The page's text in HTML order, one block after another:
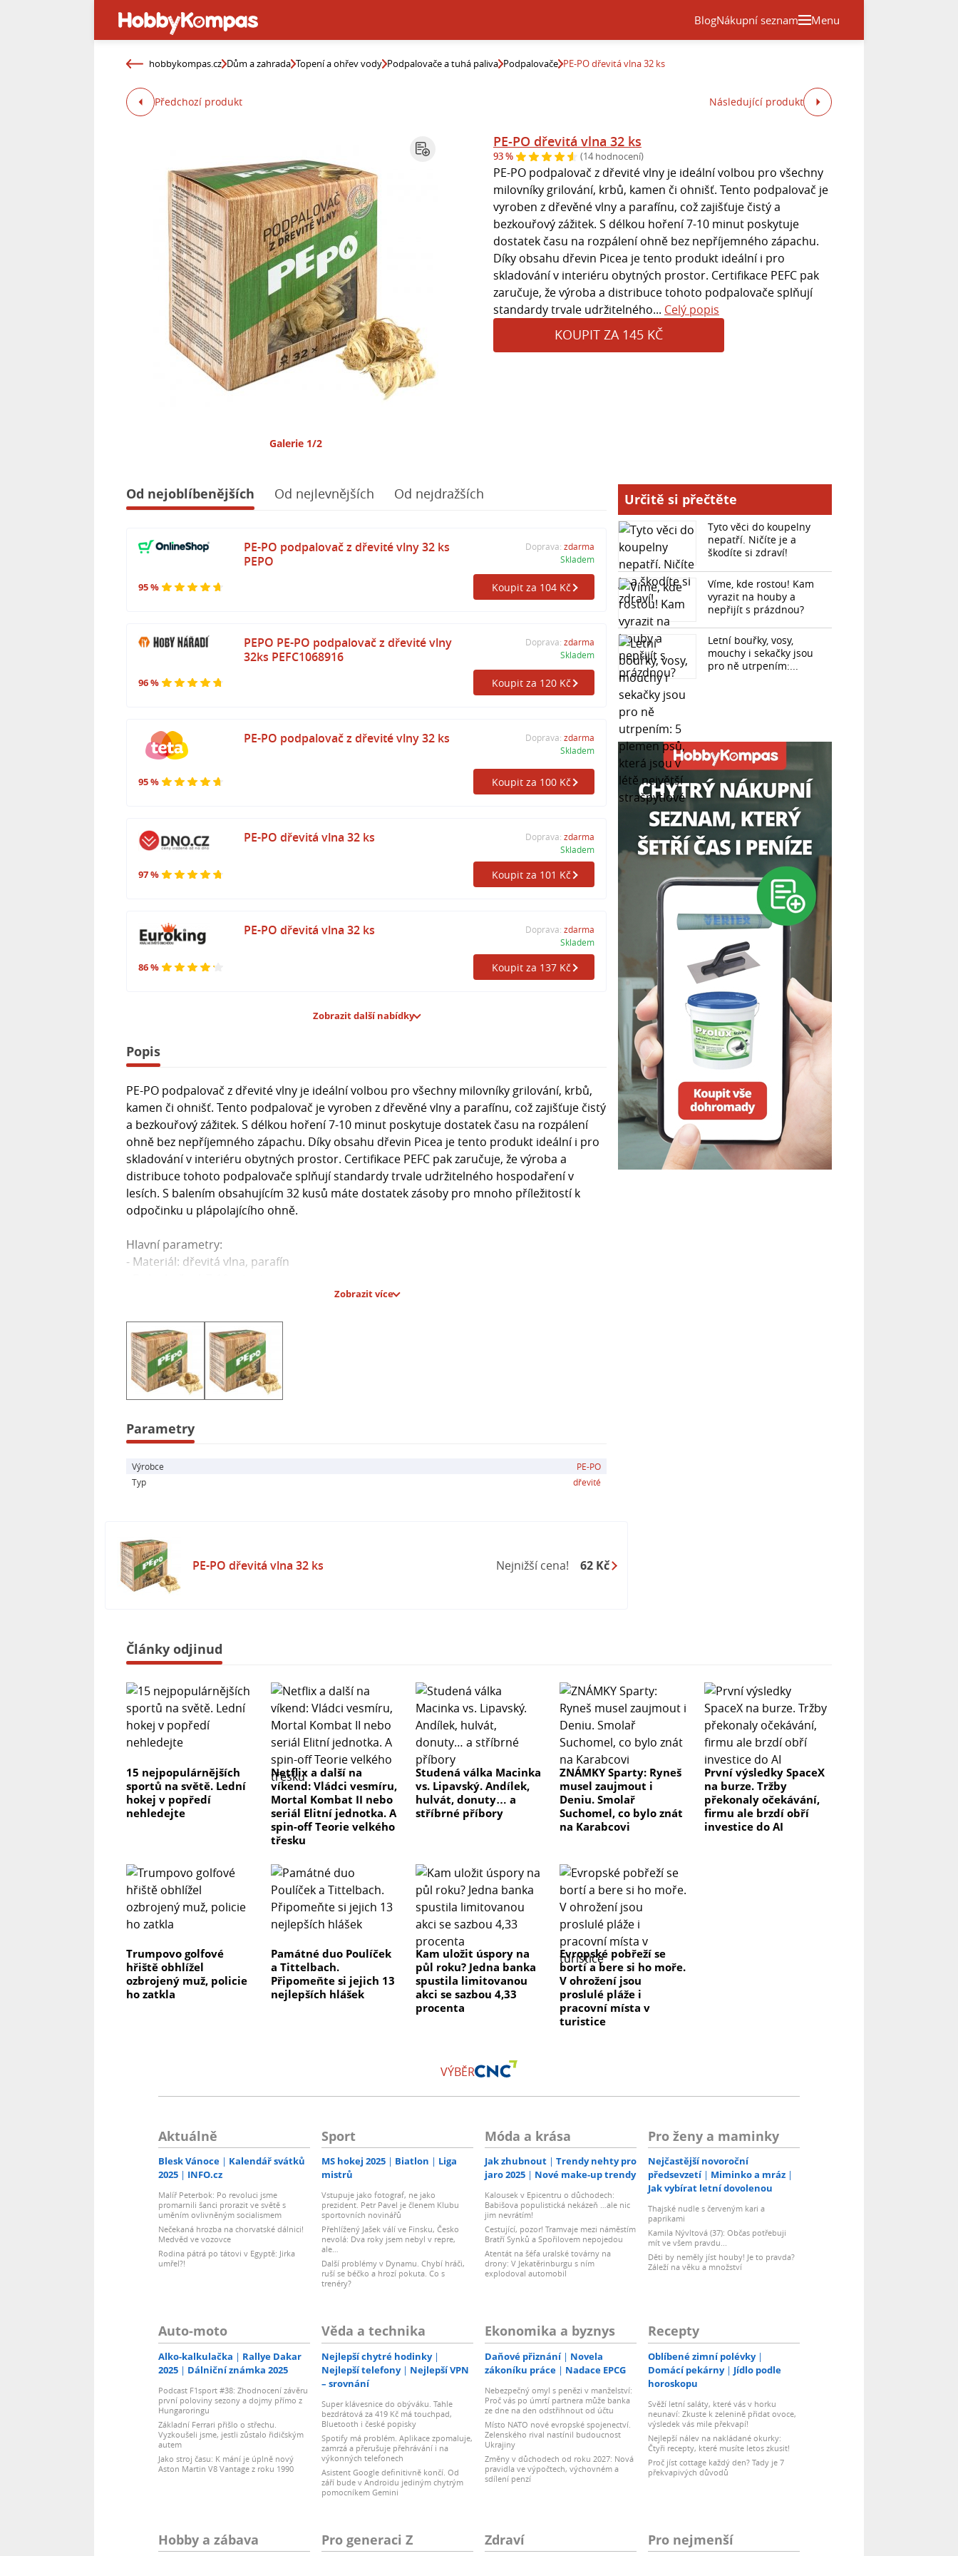
BlogNákupní seznam Menu
hobbykompas.cz Dům a zahrada Topení a ohřev vody Podpalovače a tuhá paliva Podpalovače PE-PO dřevitá vlna 32 ks
Předchozí produkt Následující produkt
Galerie 1/2
PE-PO dřevitá vlna 32 ks
93 % (14 hodnocení)
PE-PO podpalovač z dřevité vlny je ideální volbou pro všechny
milovníky grilování, krbů, kamen či ohnišť. Tento podpalovač je
vyroben z dřevěné vlny a parafínu, což zajišťuje čistý a
bezkouřový zážitek. S délkou hoření 7-10 minut poskytuje
dostatek času na rozpálení ohně bez nepříjemného zápachu.
Díky obsahu dřevin Picea je tento produkt ideální i pro
skladování v interiéru obytných prostor. Certifikace PEFC pak
zaručuje, že výroba a distribuce tohoto podpalovače splňují
standardy trvale udržitelného... Celý popis
KOUPIT ZA 145 KČ
Od nejoblíbenějších Od nejlevnějších Od nejdražších
95 %
PE-PO podpalovač z dřevité vlny 32 ks
PEPO
Doprava: zdarma
Skladem
Koupit za 104 Kč
96 %
PEPO PE-PO podpalovač z dřevité vlny
32ks PEFC1068916
Doprava: zdarma
Skladem
Koupit za 120 Kč
95 %
PE-PO podpalovač z dřevité vlny 32 ks Doprava: zdarma
Skladem
Koupit za 100 Kč
97 %
PE-PO dřevitá vlna 32 ks Doprava: zdarma
Skladem
Koupit za 101 Kč
86 %
PE-PO dřevitá vlna 32 ks Doprava: zdarma
Skladem
Koupit za 137 Kč
Zobrazit další nabídky
Popis
PE-PO podpalovač z dřevité vlny je ideální volbou pro všechny milovníky grilování, krbů,
kamen či ohnišť. Tento podpalovač je vyroben z dřevěné vlny a parafínu, což zajišťuje čistý
a bezkouřový zážitek. S délkou hoření 7-10 minut poskytuje dostatek času na rozpálení
ohně bez nepříjemného zápachu. Díky obsahu dřevin Picea je tento produkt ideální i pro
skladování v interiéru obytných prostor. Certifikace PEFC pak zaručuje, že výroba a
distribuce tohoto podpalovače splňují standardy trvale udržitelného hospodaření v
lesích. S balením obsahujícím 32 kusů máte dostatek zásoby pro mnoho příležitostí k
odpočinku u plápolajícího ohně.
Hlavní parametry:
- Materiál: dřevitá vlna, parafín
- Certifikace: PEFC
- Balení obsahuje 32 ks
Zobrazit více
Parametry
Výrobce
PE-PO
Typ
dřevité
Určitě si přečtěte
Tyto věci do koupelny
nepatří. Ničíte je a
škodíte si zdraví!
Víme, kde rostou! Kam
vyrazit na houby a
nepřijít s prázdnou?
Letní bouřky, vosy,
mouchy i sekačky jsou
pro ně utrpením:...
PE-PO dřevitá vlna 32 ks Nejnižší cena! 62 Kč
Články odjinud
15 nejpopulárnějších
sportů na světě. Lední
hokej v popředí
nehledejte
Netflix a další na
víkend: Vládci vesmíru,
Mortal Kombat II nebo
seriál Elitní jednotka. A
spin-off Teorie velkého
třesku
Studená válka Macinka
vs. Lipavský. Andílek,
hulvát, donuty… a
stříbrné příbory
ZNÁMKY Sparty: Ryneš
musel zaujmout i
Deniu. Smolař
Suchomel, co bylo znát
na Karabcovi
První výsledky SpaceX
na burze. Tržby
překonaly očekávání,
firmu ale brzdí obří
investice do AI
Trumpovo golfové
hřiště obhlížel
ozbrojený muž, policie
ho zatkla
Památné duo Poulíček
a Tittelbach.
Připomeňte si jejich 13
nejlepších hlášek
Kam uložit úspory na
půl roku? Jedna banka
spustila limitovanou
akci se sazbou 4,33
procenta
Evropské pobřeží se
bortí a bere si ho moře.
V ohrožení jsou
proslulé pláže i
pracovní místa v
turistice
VÝBĚR
Aktuálně
Blesk Vánoce
Kalendář svátků
2025
INFO.cz
Malíř Peterbok: Po revoluci jsme
promarnili šanci prorazit ve světě s
uměním ovlivněným socialismem
Nečekaná hrozba na chorvatské dálnici!
Medvěd ve vozovce
Rodina pátrá po tátovi v Egyptě: Jirka
umřel?!
Sport
MS hokej 2025 Biatlon
Liga
mistrů
Vstupuje jako fotograf, ne jako
prezident. Petr Pavel je členem Klubu
sportovních novinářů
Přehlížený Jašek válí ve Finsku, Česko
nevolá: Dva roky jsem nebyl v repre,
ale…
Další problémy v Dynamu. Chybí hráči,
ruší se béčko a hrozí pokuta. Co s
trenéry?
Móda a krása
Jak zhubnout
Trendy nehty pro
jaro 2025
Nové make-up trendy
Kalousek v Epicentru o důchodech:
Babišova populistická nekázeň …ale nic
jim nevrátím!
Cestující, pozor! Tramvaje mezi náměstím
Bratří Synků a Spořilovem nepojedou
Atentát na šéfa uralské továrny na
drony: V Jekatěrinburgu s ním
explodoval automobil
Pro ženy a maminky
Nejčastější novoroční
předsevzetí
Miminko a mráz
Jak vybírat letní dovolenou
Thajské nudle s červeným kari a
paprikami
Kamila Nývltová (37): Občas potřebuji
mít ve všem pravdu...
Děti by neměly jíst houby! Je to pravda?
Záleží na věku a množství
Auto-moto
Alko-kalkulačka
Rallye Dakar
2025
Dálniční známka 2025
Podcast F1sport #38: Zhodnocení závěru
první poloviny sezony a dojmy přímo z
Hungaroringu
Základní Ferrari přišlo o střechu.
Vyzkoušeli jsme, jestli zůstalo řidičským
autem
Jako stroj času: K mání je úplně nový
Aston Martin V8 Vantage z roku 1990
Věda a technika
Nejlepší chytré hodinky
Nejlepší telefony
Nejlepší VPN
– srovnání
Super klávesnice do obýváku. Tahle
bezdrátová za 419 Kč má touchpad,
Bluetooth i české popisky
Spotify má problém. Aplikace zpomaluje,
zamrzá a přerušuje přehrávání i na
výkonných telefonech
Asistent Google definitivně končí. Od
září bude v Androidu jediným chytrým
pomocníkem Gemini
Ekonomika a byznys
Daňové přiznání
Novela
zákoníku práce
Nadace EPCG
Nebezpečný omyl s penězi v manželství:
Proč vás po úmrtí partnera může banka
ze dne na den odstřihnout od účtu
Místo NATO nové evropské spojenectví.
Zelenského rival nastínil budoucnost
Ukrajiny
Změny v důchodech od roku 2027: Nová
pravidla ve výpočtech, výchovném a
sdílení penzí
Recepty
Oblíbené zimní polévky
Domácí pekárny
Jídlo podle
horoskopu
Svěží letní saláty, které vás v horku
neunaví: Zkuste k zelenině přidat ovoce,
výsledek vás mile překvapí!
Nejlepší nálev na nakládané okurky:
Čtyři recepty, které musíte letos zkusit!
Proč jíst cottage každý den? Tady je 7
překvapivých důvodů
Hobby a zábava Pro generaci Z Zdraví Pro nejmenší